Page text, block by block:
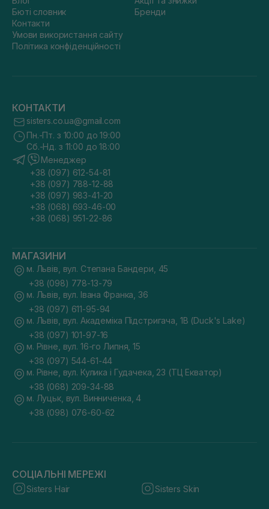
Бюті словник
Контакти
Умови використання сайту
Політика конфіденційності
Бренди
КОНТАКТИ
sisters.co.ua@gmail.com
Пн.-Пт. з 10:00 до 19:00
Сб.-Нд. з 11:00 до 18:00
Менеджер
+38 (097) 612-54-81
+38 (097) 788-12-88
+38 (097) 983-41-20
+38 (068) 693-46-00
+38 (068) 951-22-86
МАГАЗИНИ
м. Львів, вул. Степана Бандери, 45
+38 (098) 778-13-79
м. Львів, вул. Івана Франка, 36
+38 (097) 611-95-94
м. Львів, вул. Академіка Підстригача, 1В (Duck's Lake)
+38 (097) 101-97-16
м. Рівне, вул. 16-го Липня, 15
+38 (097) 544-61-44
м. Рівне, вул. Кулика і Гудачека, 23 (ТЦ Екватор)
+38 (068) 209-34-88
м. Луцьк, вул. Винниченка, 4
+38 (098) 076-60-62
СОЦІАЛЬНІ МЕРЕЖІ
Sisters Hair Sisters Skin